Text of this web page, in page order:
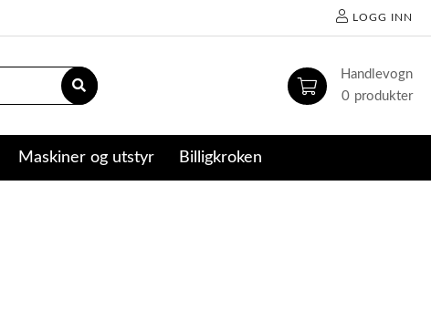
LOGG INN
0
Maskiner og utstyr Billigkroken